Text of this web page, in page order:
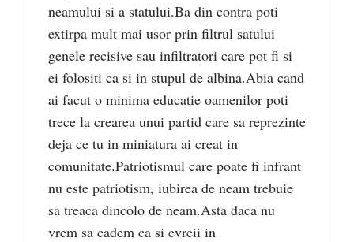
neamului si a statului.Ba din contra poti
extirpa mult mai usor prin filtrul satului
genele recisive sau infiltratori care pot fi si
ei folositi ca si in stupul de albina.Abia cand
ai facut o minima educatie oamenilor poti
trece la crearea unui partid care sa reprezinte
deja ce tu in miniatura ai creat in
comunitate.Patriotismul care poate fi infrant
nu este patriotism, iubirea de neam trebuie
sa treaca dincolo de neam.Asta daca nu
vrem sa cadem ca si evreii in